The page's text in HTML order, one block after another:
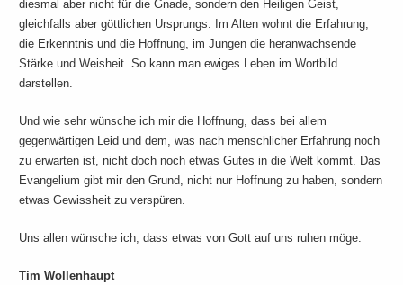
diesmal aber nicht für die Gnade, sondern den Heiligen Geist,
gleichfalls aber göttlichen Ursprungs. Im Alten wohnt die Erfahrung,
die Erkenntnis und die Hoffnung, im Jungen die heranwachsende
Stärke und Weisheit. So kann man ewiges Leben im Wortbild
darstellen.
Und wie sehr wünsche ich mir die Hoffnung, dass bei allem
gegenwärtigen Leid und dem, was nach menschlicher Erfahrung noch
zu erwarten ist, nicht doch noch etwas Gutes in die Welt kommt. Das
Evangelium gibt mir den Grund, nicht nur Hoffnung zu haben, sondern
etwas Gewissheit zu verspüren.
Uns allen wünsche ich, dass etwas von Gott auf uns ruhen möge.
Tim Wollenhaupt